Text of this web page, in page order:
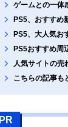
ゲームとの一体
PS5、おすすめ
PS5、大人気お
PS5おすすめ周
人気サイトの売
こちらの記事も
PR